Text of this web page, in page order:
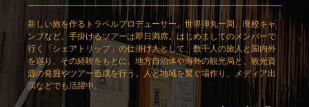
新しい旅を作るトラベルプロデューサー。世界弾丸一周、廃校キャ
ンプなど、手掛けるツアーは即日満席。はじめましてのメンバーで
行く「シェアトリップ」の仕掛け人として、数千人の旅人と国内外
を巡り、その経験をもとに、地方自治体や海外の観光局と、観光資
源の発掘やツアー造成を行う。人と地域を繋ぐ場作り、メディア出
演などでも活躍中。